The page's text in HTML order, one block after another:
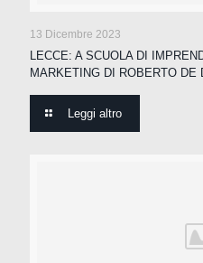
13 Dicembre 2023
LECCE: A SCUOLA DI
MARKETING DI ROBERTO DE
Leggi altro